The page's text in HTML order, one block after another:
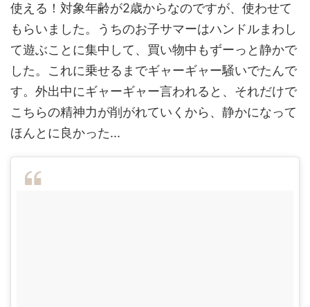
使える！対象年齢が2歳からなのですが、使わせて
もらいました。うちのお子サマーはハンドルまわし
て遊ぶことに集中して、買い物中もずーっと静かで
した。これに乗せるまでギャーギャー騒いでたんで
す。外出中にギャーギャー言われると、それだけで
こちらの精神力が削がれていくから、静かになって
ほんとに良かった...